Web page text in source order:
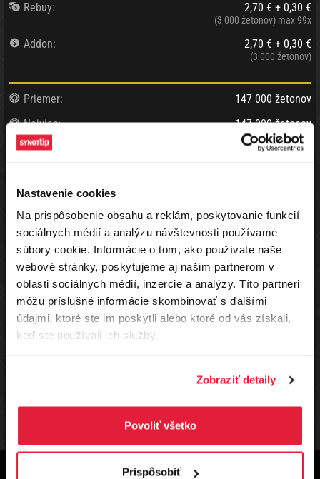
Nastavenie cookies
Na prispôsobenie obsahu a reklám, poskytovanie funkcií
sociálnych médií a analýzu návštevnosti používame
súbory cookie. Informácie o tom, ako používate naše
webové stránky, poskytujeme aj našim partnerom v
oblasti sociálnych médií, inzercie a analýzy. Títo partneri
môžu príslušné informácie skombinovať s ďalšími
údajmi, ktoré ste im poskytli alebo ktoré od vás získali,
keď ste používali ich služby.
Zobraziť detaily
Povoliť všetko
Prispôsobiť
Rebuy: 2,70 € + 0,30 €
(3 000 žetonov) max 99x
Addon: 2,70 € + 0,30 €
(3 000 žetonov)
Priemer:
147 000 žetonov
Najviac:
147 000 žetonov
Najmenej:
147 000 žetonov
Max hráčov pri stole:
Vyplatených miest:
Status turnaja:
Ukončený
Ukončenie turnaja:
10.07.2026 12:21
Do tohto turnaja je možné sa zaregistrovať aj za benefit body v
pomere 1€=20BB
Štruktúru pre vyplácanie výhier na základe počtu hráčov nájdete
VÝHERNÁ LISTINA
Zákaz hrania hazardných hier osobám mladším ako 18 rokov. Hazardné hry